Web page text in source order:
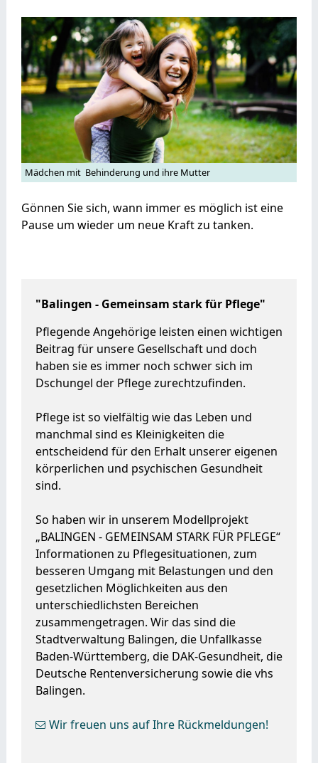
"Balingen - Gemeinsam stark für Pflege"
Pflegende Angehörige leisten einen wichtigen
Beitrag für unsere Gesellschaft und doch
haben sie es immer noch schwer sich im
Dschungel der Pflege zurechtzufinden.
Pflege ist so vielfältig wie das Leben und
manchmal sind es Kleinigkeiten die
entscheidend für den Erhalt unserer eigenen
körperlichen und psychischen Gesundheit
sind.
So haben wir in unserem Modellprojekt
„BALINGEN - GEMEINSAM STARK FÜR PFLEGE“
Informationen zu Pflegesituationen, zum
besseren Umgang mit Belastungen und den
gesetzlichen Möglichkeiten aus den
unterschiedlichsten Bereichen
zusammengetragen. Wir das sind die
Stadtverwaltung Balingen, die Unfallkasse
Baden-Württemberg, die DAK-Gesundheit, die
Deutsche Rentenversicherung sowie die vhs
Balingen.
Wir freuen uns auf Ihre Rückmeldungen!
Mädchen mit Behinderung und ihre Mutter
Gönnen Sie sich, wann immer es möglich ist eine
Pause um wieder um neue Kraft zu tanken.